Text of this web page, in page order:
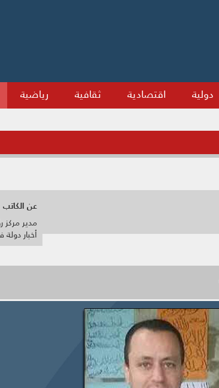
دولية اقتصادية ثقافية رياضية
عن
مدير مركز
أخبار